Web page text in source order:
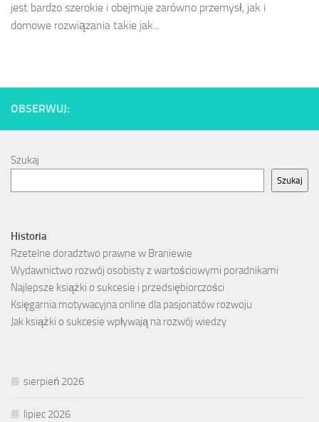
jest bardzo szerokie i obejmuje zarówno przemysł, jak i
domowe rozwiązania takie jak...
OBSERWUJ:
Szukaj
Szukaj
Historia
Rzetelne doradztwo prawne w Braniewie
Wydawnictwo rozwój osobisty z wartościowymi poradnikami
Najlepsze książki o sukcesie i przedsiębiorczości
Księgarnia motywacyjna online dla pasjonatów rozwoju
Jak książki o sukcesie wpływają na rozwój wiedzy
sierpień 2026
lipiec 2026